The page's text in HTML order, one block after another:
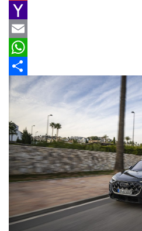
頁
新
車
情
輛
空
間
實
測
汽
b
o
o
k
e
r
e
a
d
s
G
m
a
l
Y
a
h
o
o
M
a
i
l
E
m
a
i
l
W
h
a
t
s
A
p
p
分
享